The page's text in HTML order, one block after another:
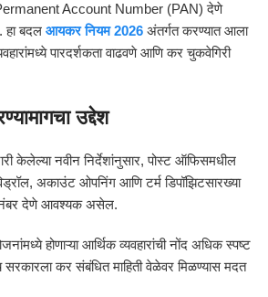
Permanent Account Number (PAN) देणे
हा बदल आयकर नियम 2026 अंतर्गत करण्यात आला
पारदर्शकता वाढवणे आणि कर चुकवेगिरी
उद्देश
केलेल्या नवीन निर्देशांनुसार, पोस्ट ऑफिसमधील
अकाउंट ओपनिंग आणि टर्म डिपॉझिटसारख्या
नंबर देणे आवश्यक असेल.
होणाऱ्या आर्थिक व्यवहारांची नोंद अधिक स्पष्ट
कर संबंधित माहिती वेळेवर मिळण्यास मदत